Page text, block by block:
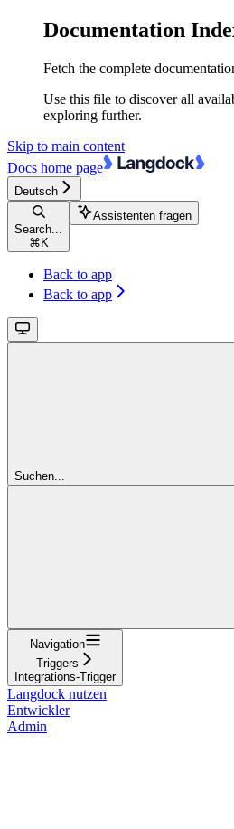
Documentation
Fetch the complete
Use this file to discover all
exploring further.
Skip to main content
Docs home page
Deutsch
Search...
⌘ K
Assistenten fragen
Back to app
Back to app
Suchen...
Navigation
Triggers
Integrations-Trigger
Langdock nutzen
Entwickler
Admin